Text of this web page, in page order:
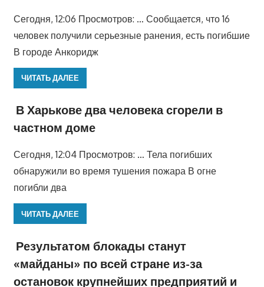
Сегодня, 12:06 Просмотров: … Сообщается, что 16
человек получили серьезные ранения, есть погибшие
В городе Анкоридж
ЧИТАТЬ ДАЛЕЕ
В Харькове два человека сгорели в
частном доме
Сегодня, 12:04 Просмотров: … Тела погибших
обнаружили во время тушения пожара В огне
погибли два
ЧИТАТЬ ДАЛЕЕ
Результатом блокады станут
«майданы» по всей стране из-за
остановок крупнейших предприятий и